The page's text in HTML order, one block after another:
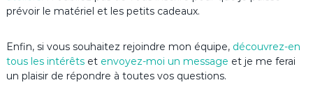
prévoir le matériel et les petits cadeaux.
Enfin, si vous souhaitez rejoindre mon équipe, découvrez-en
tous les intérêtset envoyez-moi un message et je me ferai
un plaisir de répondre à toutes vos questions.